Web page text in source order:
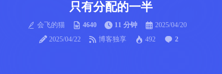
只有分配的一半
会飞的猫 4640 11 分钟
2025/04/20
2025/04/22
博客独享 492 2